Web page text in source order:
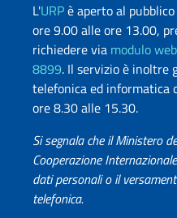
L'URPè aperto al
ore 9.00 alle ore 13.00,
richiedere via modulo web
8899. Il servizio è inoltre
telefonica ed informatica
ore 8.30 alle 15.30.
Si segnala che il Ministero
Cooperazione
dati personali o il
telefonica.